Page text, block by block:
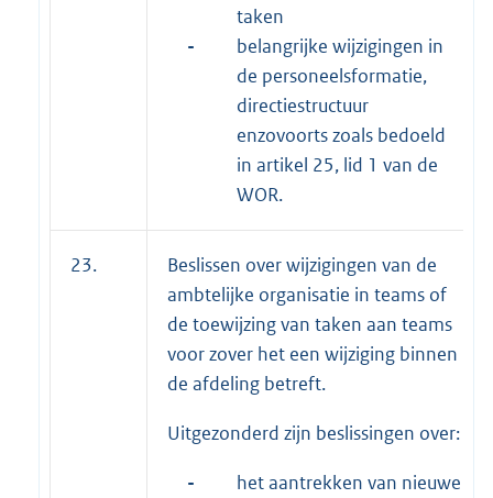
taken
-
belangrijke wijzigingen in
de personeelsformatie,
directiestructuur
enzovoorts zoals bedoeld
in artikel 25, lid 1 van de
WOR.
23.
Beslissen over wijzigingen van de
ambtelijke organisatie in teams of
de toewijzing van taken aan teams
voor zover het een wijziging binnen
de afdeling betreft.
Uitgezonderd zijn beslissingen over:
-
het aantrekken van nieuwe